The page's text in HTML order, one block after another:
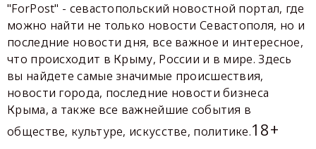
"ForPost" - севастопольский новостной портал, где
можно найти не только новости Севастополя, но и
последние новости дня, все важное и интересное,
что происходит в Крыму, России и в мире. Здесь
вы найдете самые значимые происшествия,
новости города, последние новости бизнеса
Крыма, а также все важнейшие события в
обществе, культуре, искусстве, политике.18+